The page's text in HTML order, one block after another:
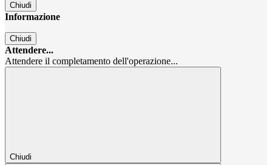
Chiudi
Informazione
Chiudi
Attendere...
Attendere il completamento dell'operazione...
Chiudi